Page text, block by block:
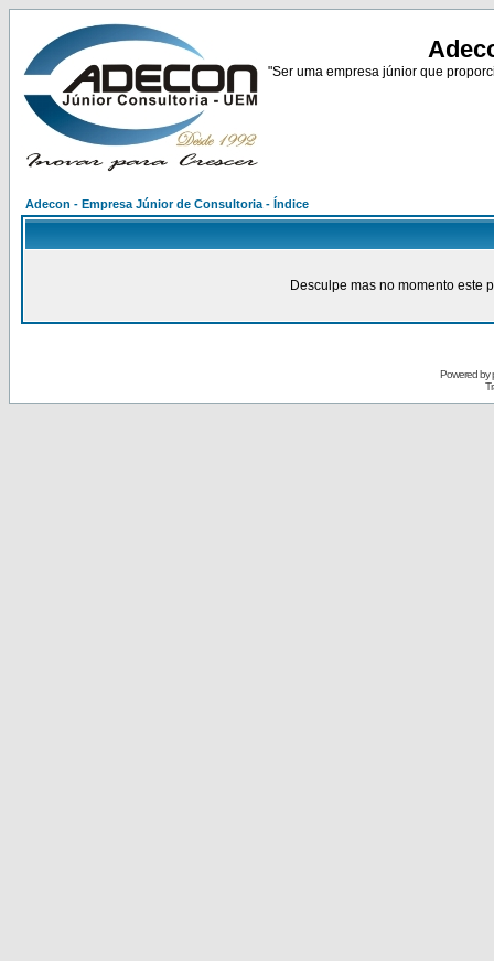
"Ser uma empresa júnior que
Adecon - Empresa Júnior de Consultoria - Índice
Desculpe mas no momento este
Powered by